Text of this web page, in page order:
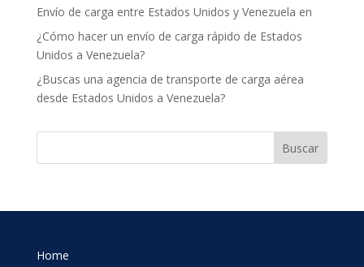
Envío de carga entre Estados Unidos y Venezuela en
¿Cómo hacer un envío de carga rápido de Estados
Unidos a Venezuela?
¿Buscas una agencia de transporte de carga aérea
desde Estados Unidos a Venezuela?
Buscar
Home